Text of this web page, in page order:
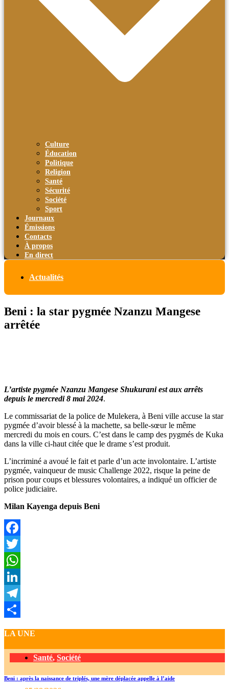
Culture
Éducation
Politique
Religion
Santé
Sécurité
Société
Sport
Journaux
Émissions
Contacts
À propos
En direct
Actualités
Beni : la star pygmée Nzanzu Mangese
arrêtée
L’artiste pygmée Nzanzu Mangese Shukurani est aux arrêts
depuis le mercredi 8 mai 2024.
Le commissariat de la police de Mulekera, à Beni ville accuse la star
pygmée d’avoir blessé à la machette, sa belle-sœur le même
mercredi du mois en cours. C’est dans le camp des pygmés de Kuka
dans la ville ci-haut citée que le drame s’est produit.
L’incriminé a avoué le fait et parle d’un acte involontaire. L’artiste
pygmée, vainqueur de music Challenge 2022, risque la peine de
prison pour coups et blessures volontaires, a indiqué un officier de
police judiciaire.
Milan Kayenga depuis Beni
Facebook
Twitter
WhatsApp
LinkedIn
Telegram
LA UNE
Santé, Société
Beni : après la naissance de triplés, une mère déplacée appelle à l’aide